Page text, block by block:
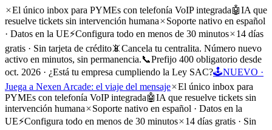
El único inbox para PYMEs con telefonía VoIP integrada🤖IA que
resuelve tickets sin intervención humana
Soporte nativo en español
· Datos en la UE⚡Configura todo en menos de 30 minutos
14 días
gratis · Sin tarjeta de crédito📵Cancela tu centralita. Número nuevo
activo en minutos, sin permanencia.📞Prefijo 400 obligatorio desde
oct. 2026 · ¿Está tu empresa cumpliendo la Ley SAC?🕹️NUEVO ·
Juega a Nexen Arcade: el viaje del mensaje
El único inbox para
PYMEs con telefonía VoIP integrada🤖IA que resuelve tickets sin
intervención humana
Soporte nativo en español · Datos en la
UE⚡Configura todo en menos de 30 minutos
14 días gratis · Sin